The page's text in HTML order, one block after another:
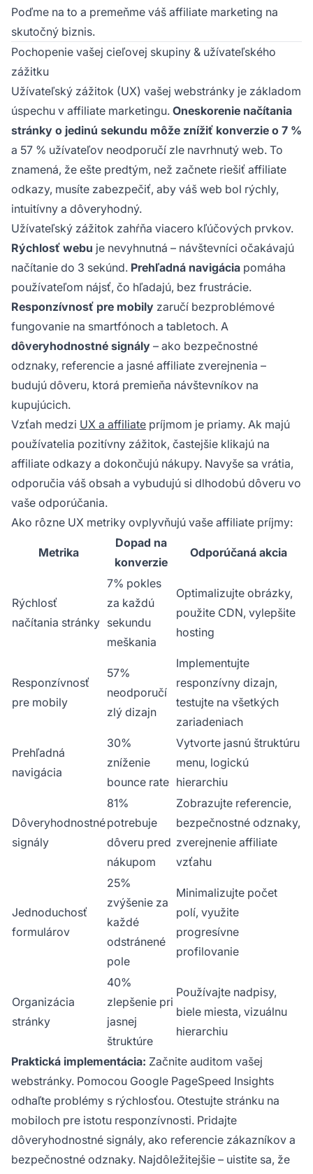
Poďme na to a premeňme váš affiliate marketing na
skutočný biznis.
Pochopenie vašej cieľovej skupiny & užívateľského
zážitku
Užívateľský zážitok (UX) vašej webstránky je základom
úspechu v affiliate marketingu. Oneskorenie načítania
stránky o jedinú sekundu môže znížiť konverzie o 7 %
a 57 % užívateľov neodporučí zle navrhnutý web. To
znamená, že ešte predtým, než začnete riešiť affiliate
odkazy, musíte zabezpečiť, aby váš web bol rýchly,
intuitívny a dôveryhodný.
Užívateľský zážitok zahŕňa viacero kľúčových prvkov.
Rýchlosť webu je nevyhnutná – návštevníci očakávajú
načítanie do 3 sekúnd. Prehľadná navigácia pomáha
používateľom nájsť, čo hľadajú, bez frustrácie.
Responzívnosť pre mobily zaručí bezproblémové
fungovanie na smartfónoch a tabletoch. A
dôveryhodnostné signály – ako bezpečnostné
odznaky, referencie a jasné affiliate zverejnenia –
budujú dôveru, ktorá premieňa návštevníkov na
kupujúcich.
Vzťah medzi UX a affiliate príjmom je priamy. Ak majú
používatelia pozitívny zážitok, častejšie klikajú na
affiliate odkazy a dokončujú nákupy. Navyše sa vrátia,
odporučia váš obsah a vybudujú si dlhodobú dôveru vo
vaše odporúčania.
Ako rôzne UX metriky ovplyvňujú vaše affiliate príjmy:
Metrika
Dopad na
konverzie
Odporúčaná akcia
Rýchlosť
načítania stránky
7% pokles
za každú
sekundu
meškania
Optimalizujte obrázky,
použite CDN, vylepšite
hosting
Responzívnosť
pre mobily
57%
neodporučí
zlý dizajn
Implementujte
responzívny dizajn,
testujte na všetkých
zariadeniach
Prehľadná
navigácia
30%
zníženie
bounce rate
Vytvorte jasnú štruktúru
menu, logickú
hierarchiu
Dôveryhodnostné
signály
81%
potrebuje
dôveru pred
nákupom
Zobrazujte referencie,
bezpečnostné odznaky,
zverejnenie affiliate
vzťahu
Jednoduchosť
formulárov
25%
zvýšenie za
každé
odstránené
pole
Minimalizujte počet
polí, využite
progresívne
profilovanie
Organizácia
stránky
40%
zlepšenie pri
jasnej
štruktúre
Používajte nadpisy,
biele miesta, vizuálnu
hierarchiu
Praktická implementácia: Začnite auditom vašej
webstránky. Pomocou Google PageSpeed Insights
odhaľte problémy s rýchlosťou. Otestujte stránku na
mobiloch pre istotu responzívnosti. Pridajte
dôveryhodnostné signály, ako referencie zákazníkov a
bezpečnostné odznaky. Najdôležitejšie – uistite sa, že